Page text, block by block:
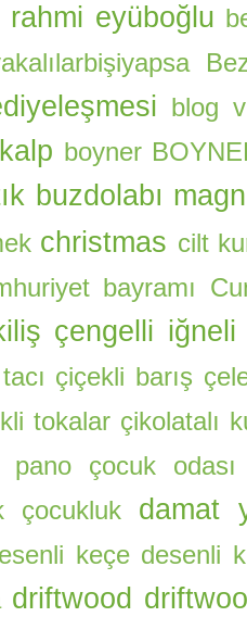
rahmi eyüboğlu
blog
boyner
buzdolabı
christmas cilt
bayramı
çengelli iğneli
çiçekli barış
tokalar çikolatalı
pano
çocuk
çocukluk damat
keçe desenli
driftwood